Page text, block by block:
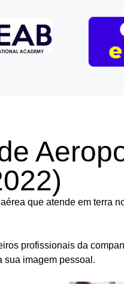
que atende em terra
profissionais da
sua imagem pessoal.